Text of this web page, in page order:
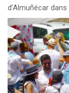
d’Almuñécar